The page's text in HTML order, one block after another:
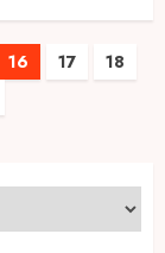
16 17
18